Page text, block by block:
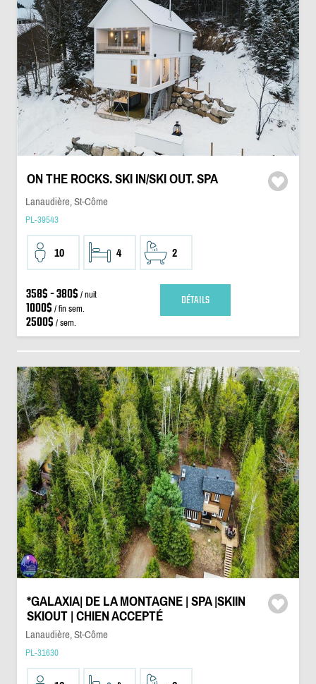
ON THE ROCKS. SKI IN/SKI OUT. SPA
Lanaudière, St-Côme
PL-39543
10 4 2
358$ - 380$ / nuit
1000$ / fin sem.
2500$ / sem.
DÉTAILS
*GALAXIA| DE LA MONTAGNE | SPA |SKIIN
SKIOUT | CHIEN ACCEPTÉ
Lanaudière, St-Côme
PL-31630